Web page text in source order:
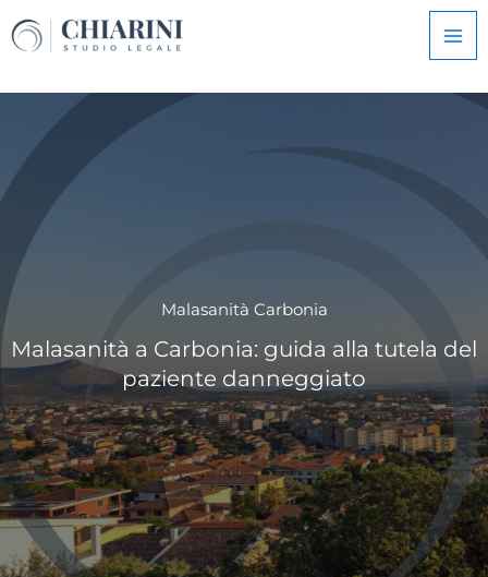
al
Malasanità Carbonia
Malasanità a Carbonia: guida alla tutela del
paziente danneggiato